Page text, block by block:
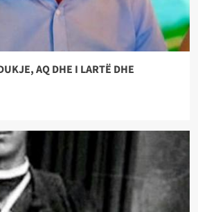
AQ DHE I LARTË DHE